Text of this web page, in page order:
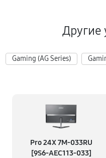
Другие
Gaming (AG Series)
Pro 24X 7M-033RU
[9S6-AEC113-033]